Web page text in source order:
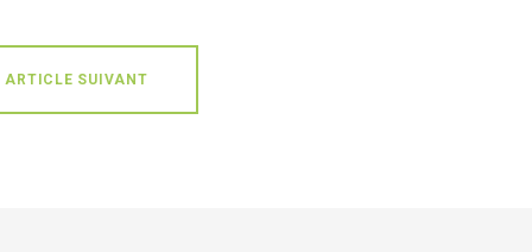
ARTICLE SUIVANT